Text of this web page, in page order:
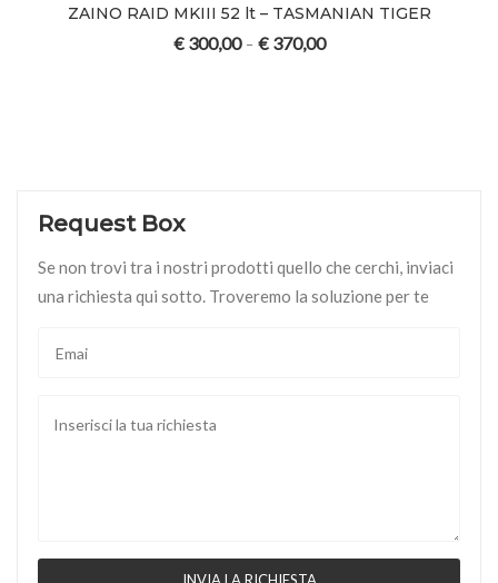
ZAINO RAID MKIII 52 lt – TASMANIAN TIGER
€300,00 – €370,00
Request Box
Se non trovi tra i nostri prodotti quello che cerchi, inviaci
una richiesta qui sotto. Troveremo la soluzione per te